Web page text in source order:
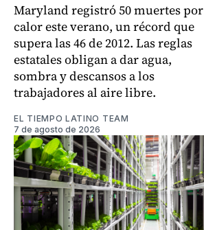
Maryland registró 50 muertes por
calor este verano, un récord que
supera las 46 de 2012. Las reglas
estatales obligan a dar agua,
sombra y descansos a los
trabajadores al aire libre.
EL TIEMPO LATINO TEAM
7 de agosto de 2026